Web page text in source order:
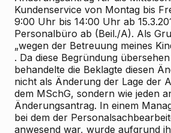
Kundenservice von Montag bis
9:00 Uhr bis 14:00 Uhr ab
Personalbüro ab (Beil./A). Als
„wegen der Betreuung meines
. Da diese Begründung
behandelte die Beklagte diesen
nicht als Änderung der Lage der
dem MSchG, sondern wie jeden
Änderungsantrag. In einem
bei dem der
anwesend war, wurde aufgrund